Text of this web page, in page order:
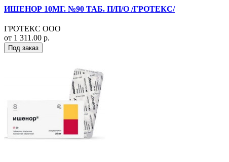
ИШЕНОР 10МГ. №90 ТАБ. П/П/О /ГРОТЕКС/
ГРОТЕКС ООО
от 1 311.00 р.
Под заказ